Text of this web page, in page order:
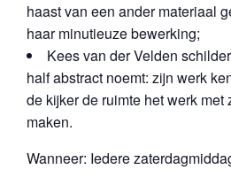
haast van een ander materiaal
haar minutieuze bewerking;
Kees van der Velden
half abstract noemt: zijn werk
de kijker de ruimte het werk met
maken.
Wanneer: Iedere